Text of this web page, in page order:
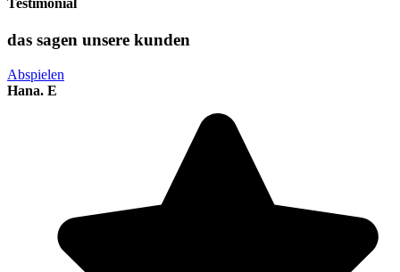
Testimonial
das sagen unsere kunden
Abspielen
Hana. E